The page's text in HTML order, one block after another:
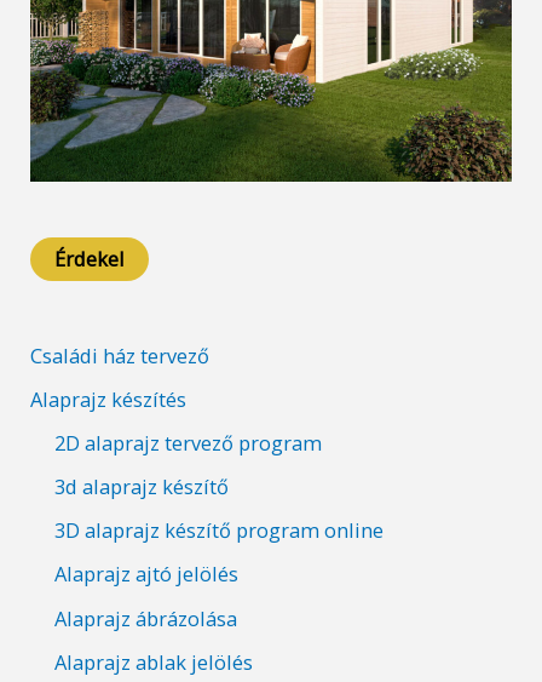
Érdekel
Családi ház tervező
Alaprajz készítés
2D alaprajz tervező program
3d alaprajz készítő
3D alaprajz készítő program online
Alaprajz ajtó jelölés
Alaprajz ábrázolása
Alaprajz ablak jelölés